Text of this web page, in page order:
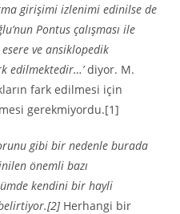
girişimi izlenimi edinilse de
Pontus çalışması ile
ve ansiklopedik
edilmektedir…’diyor. M.
fark edilmesi için
gerekmiyordu.[1]
gibi bir nedenle burada
önemli bazı
kendini bir hayli
Herhangi bir